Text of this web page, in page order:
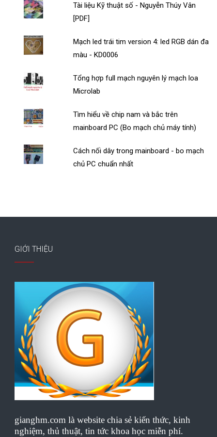
Tài liệu Kỹ thuật số - Nguyễn Thúy Vân
[PDF]
Mạch led trái tim version 4: led RGB dán đa
màu - KD0006
Tổng hợp full mạch nguyên lý mạch loa
Microlab
Tìm hiểu về chip nam và bắc trên
mainboard PC (Bo mạch chủ máy tính)
Cách nối dây trong mainboard - bo mạch
chủ PC chuẩn nhất
GIỚI THIỆU
gianghm.com là website chia sẻ kiến thức, kinh
nghiệm, thủ thuật, tin tức khoa học miễn phí.